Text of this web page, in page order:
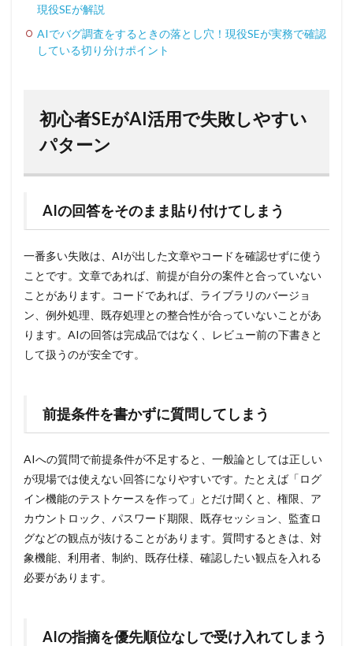
現役SEが解説
AIでバグ調査をするときの落とし穴！現役SEが実務で確認
している切り分けポイント
初心者SEがAI活用で失敗しやすい
パターン
AIの回答をそのまま貼り付けてしまう
一番多い失敗は、AIが出した文章やコードを確認せずに使う
ことです。文章であれば、前提が自分の案件と合っていない
ことがあります。コードであれば、ライブラリのバージョ
ン、例外処理、既存処理との整合性が合っていないことがあ
ります。AIの回答は完成品ではなく、レビュー前の下書きと
して扱うのが安全です。
前提条件を書かずに質問してしまう
AIへの質問で前提条件が不足すると、一般論としては正しい
が現場では使えない回答になりやすいです。たとえば「ログ
イン機能のテストケースを作って」とだけ聞くと、権限、ア
カウントロック、パスワード期限、既存セッション、監査ロ
グなどの観点が抜けることがあります。質問するときは、対
象機能、利用者、制約、既存仕様、確認したい観点を入れる
必要があります。
AIの指摘を優先順位なしで受け入れてしまう